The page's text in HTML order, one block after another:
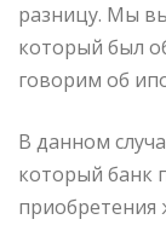
разницу. Мы
который был
говорим об
В данном
который банк
приобретения